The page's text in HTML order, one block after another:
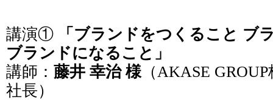
講演①
「ブランドをつくること ブ
ブランドになること」
講師： 藤井 幸治 様（AKASE
社長）